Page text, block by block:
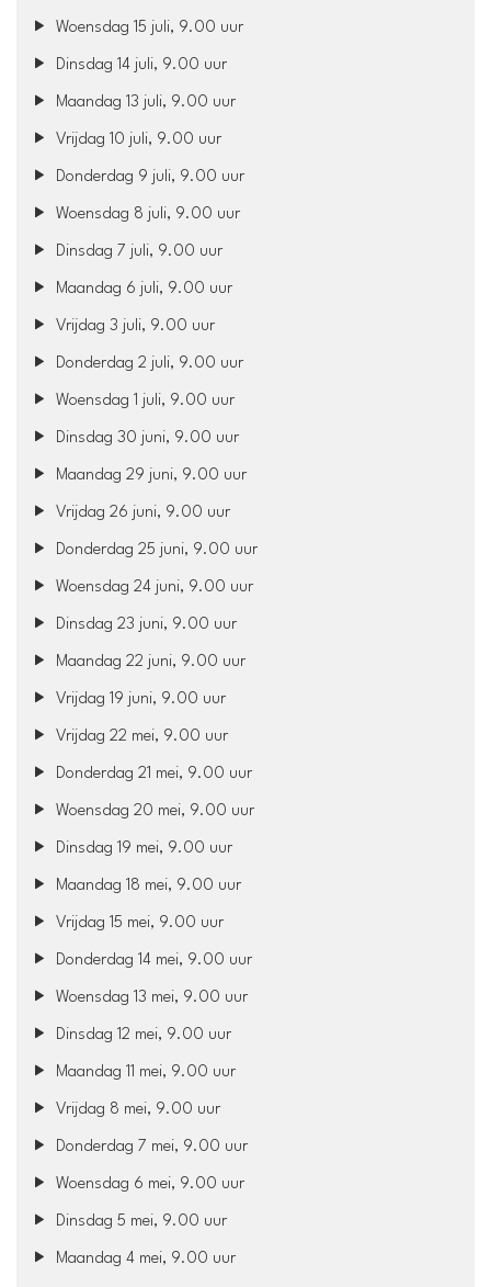
Woensdag 15 juli, 9.00 uur
Dinsdag 14 juli, 9.00 uur
Maandag 13 juli, 9.00 uur
Vrijdag 10 juli, 9.00 uur
Donderdag 9 juli, 9.00 uur
Woensdag 8 juli, 9.00 uur
Dinsdag 7 juli, 9.00 uur
Maandag 6 juli, 9.00 uur
Vrijdag 3 juli, 9.00 uur
Donderdag 2 juli, 9.00 uur
Woensdag 1 juli, 9.00 uur
Dinsdag 30 juni, 9.00 uur
Maandag 29 juni, 9.00 uur
Vrijdag 26 juni, 9.00 uur
Donderdag 25 juni, 9.00 uur
Woensdag 24 juni, 9.00 uur
Dinsdag 23 juni, 9.00 uur
Maandag 22 juni, 9.00 uur
Vrijdag 19 juni, 9.00 uur
Vrijdag 22 mei, 9.00 uur
Donderdag 21 mei, 9.00 uur
Woensdag 20 mei, 9.00 uur
Dinsdag 19 mei, 9.00 uur
Maandag 18 mei, 9.00 uur
Vrijdag 15 mei, 9.00 uur
Donderdag 14 mei, 9.00 uur
Woensdag 13 mei, 9.00 uur
Dinsdag 12 mei, 9.00 uur
Maandag 11 mei, 9.00 uur
Vrijdag 8 mei, 9.00 uur
Donderdag 7 mei, 9.00 uur
Woensdag 6 mei, 9.00 uur
Dinsdag 5 mei, 9.00 uur
Maandag 4 mei, 9.00 uur